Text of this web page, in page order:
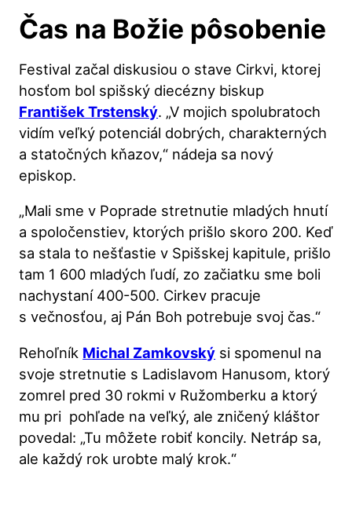
Čas na Božie pôsobenie
Festival začal diskusiou o stave Cirkvi, ktorej
hosťom bol spišský diecézny biskup
František Trstenský. „V mojich spolubratoch
vidím veľký potenciál dobrých, charakterných
a statočných kňazov,“ nádeja sa nový
episkop.
„Mali sme v Poprade stretnutie mladých hnutí
a spoločenstiev, ktorých prišlo skoro 200. Keď
sa stala to nešťastie v Spišskej kapitule, prišlo
tam 1 600 mladých ľudí, zo začiatku sme boli
nachystaní 400-500. Cirkev pracuje
s večnosťou, aj Pán Boh potrebuje svoj čas.“
Rehoľník Michal Zamkovský si spomenul na
svoje stretnutie s Ladislavom Hanusom, ktorý
zomrel pred 30 rokmi v Ružomberku a ktorý
mu pri pohľade na veľký, ale zničený kláštor
povedal: „Tu môžete robiť koncily. Netráp sa,
ale každý rok urobte malý krok.“